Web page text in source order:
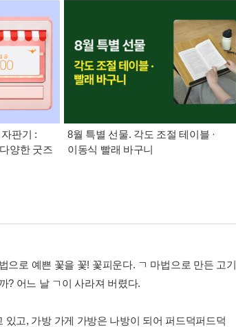
판기 :
양한 굿즈
8월 특별 선물. 각도 조절 테이블 ·
이동식 빨래 바구니
으로 예쁜 꽃을 꽃! 꽃피운다. ㄱ 마법으로 만든 고기
? 어느 날 ㄱ이 사라져 버렸다.
고, 가방 가게 가방은 나방이 되어 퍼드덕퍼드덕